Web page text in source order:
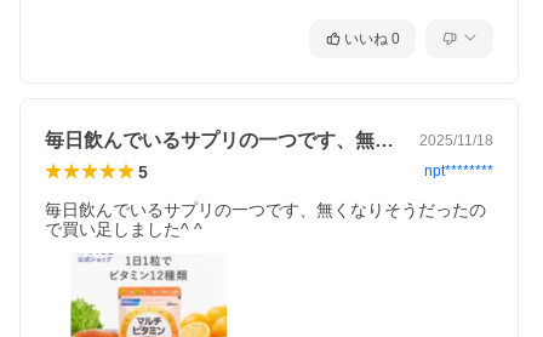
いいね 0
毎日飲んでいるサプリの一つです、無くな… 2025/11/18
5 npt********
毎日飲んでいるサプリの一つです、無くなりそうだったの
で買い足しました^ ^